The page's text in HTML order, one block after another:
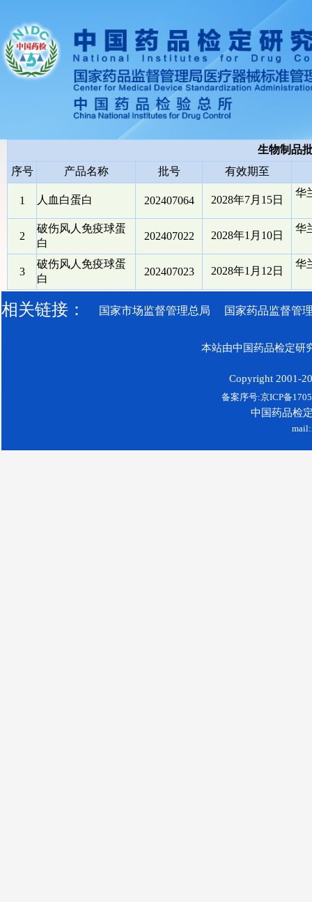
生物制品
序号
产品名称 批号 有效期至
1 人血白蛋白 202407064 2028年7月15日
华
2
破伤风人免疫球蛋
白
202407022 2028年1月10日
华
3
破伤风人免疫球蛋
白
202407023 2028年1月12日
华
相关链接： 国家市场监督管理总局 国家药品监督管
本站由中国药品检定研
Copyright 2001-
备案序号:京ICP备
中国药品检